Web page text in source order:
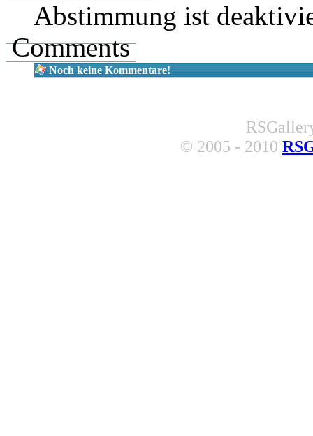
Abstimmung ist
Comments
Noch keine Kommentare!
© 2005 - 2010